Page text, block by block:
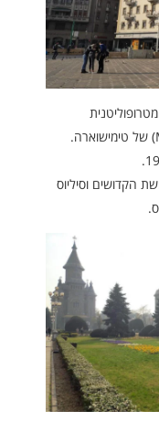
(Metropolitan Orthodox Cathedral) של טימישוארה.
הקדושים וסיליוס